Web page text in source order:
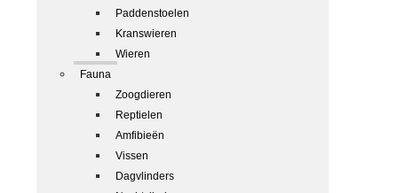
Paddenstoelen
Kranswieren
Wieren
Fauna
Zoogdieren
Reptielen
Amfibieën
Vissen
Dagvlinders